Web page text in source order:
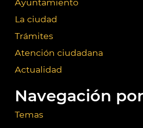
Ayuntamiento
La ciudad
Trámites
Atención ciudadana
Actualidad
Navegación
Temas